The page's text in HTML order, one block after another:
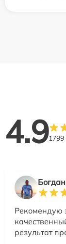
4.91799
Рекомендую
результат